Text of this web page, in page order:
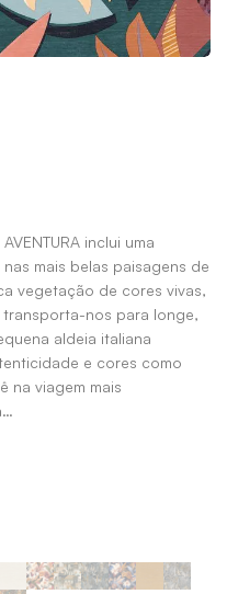
inclui uma
mais belas paisagens de
vegetação de cores vivas,
nos para longe,
aldeia italiana
e cores como
na viagem mais